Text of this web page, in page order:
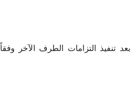
تنفيذ التزامات الطرف الآخر وفقاً